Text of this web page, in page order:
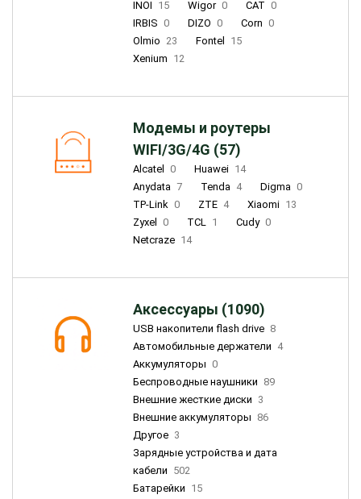
INOI 15 Wigor 0 CAT 0
IRBIS 0 DIZO 0 Corn 0
Olmio 23 Fontel
15
Xenium 12
Модемы и роутеры
WIFI/3G/4G (57)
Alcatel 0 Huawei 14
Anydata 7 Tenda 4 Digma 0
TP-Link 0 ZTE 4 Xiaomi 13
Zyxel
0 TCL 1 Cudy 0
Netcraze 14
Аксессуары (1090)
USB накопители flash drive 8
Автомобильные держатели 4
Аккумуляторы 0
Беспроводные наушники 89
Внешние жесткие диски 3
Внешние аккумуляторы 86
Другое 3
Зарядные устройства и дата
кабели 502
Батарейки 15